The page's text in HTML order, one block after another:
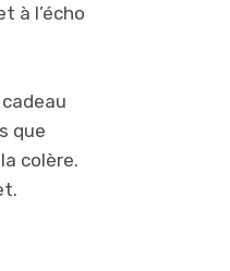
à l’écho
que
colère.